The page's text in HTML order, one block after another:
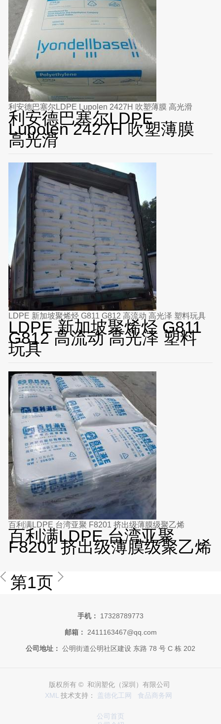
利安德巴塞尔LDPE Lupolen 2427H 吹塑薄膜 高光滑
利安德巴塞尔LDPE
Lupolen 2427H 吹塑薄膜
高光滑
LDPE 新加坡聚烯烃 G811 G812 高流动 高光泽 塑料玩具
LDPE 新加坡聚烯烃 G811
G812 高流动 高光泽 塑料
玩具
百利满LDPE 台湾亚聚 F8201 挤出级薄膜级聚乙烯
百利满LDPE 台湾亚聚
F8201 挤出级薄膜级聚乙烯
第1页
手机： 17328789773
邮箱： 2411163467@qq.com
公司地址： 公明街道公明社区建设 东路 78 号 C 栋 202
版权所有 © 和润塑化（深圳）有限公司
XML
技术支持： 盖德化工网 食品商务网
公司首页